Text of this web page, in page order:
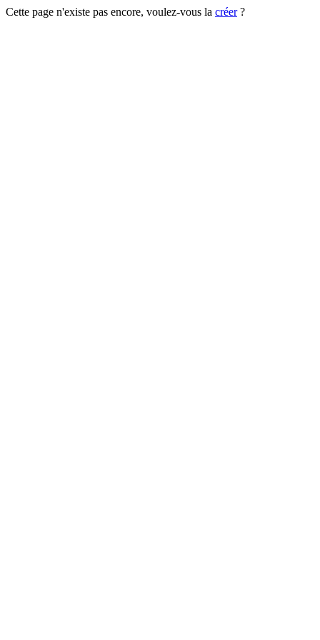
Cette page n'existe pas encore, voulez-vous la créer?